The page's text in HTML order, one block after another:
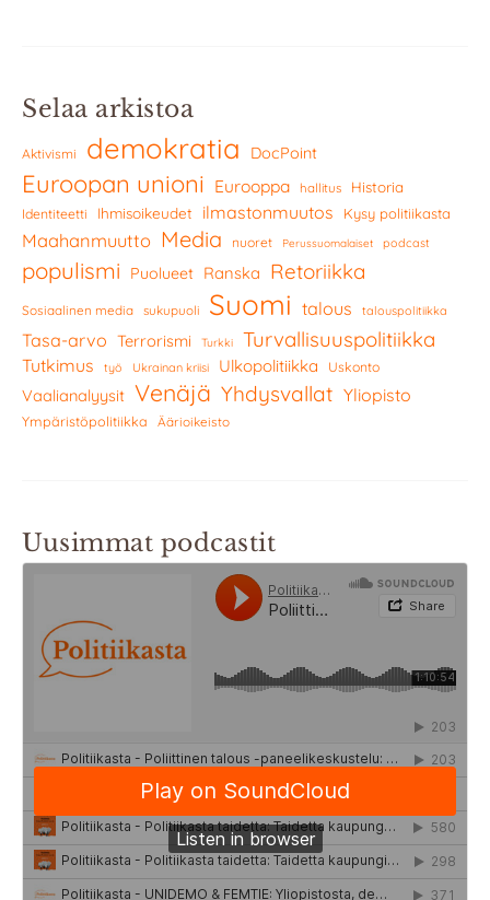
Selaa arkistoa
Aktivismi demokratia DocPoint
Euroopan unioni Eurooppa hallitus Historia
Identiteetti Ihmisoikeudet ilmastonmuutos Kysy politiikasta
Maahanmuutto Media nuoret Perussuomalaiset podcast
populismi Puolueet Ranska Retoriikka
Sosiaalinen media sukupuoli Suomi talous talouspolitiikka
Tasa-arvo Terrorismi Turkki Turvallisuuspolitiikka
Tutkimus työ Ukrainan kriisi Ulkopolitiikka Uskonto
Vaalianalyysit Venäjä Yhdysvallat Yliopisto
Ympäristöpolitiikka Äärioikeisto
Uusimmat podcastit